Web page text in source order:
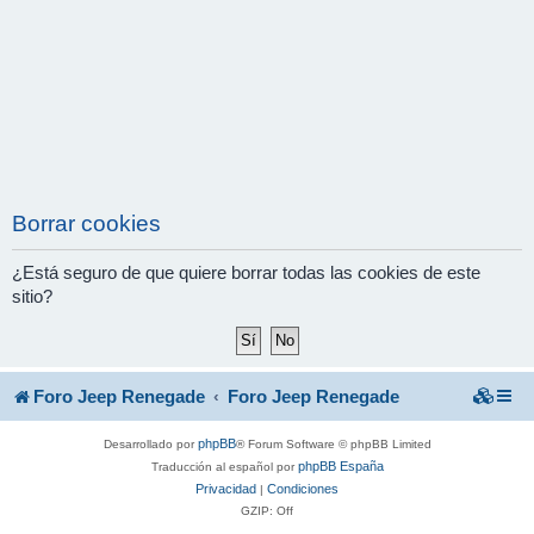
Borrar cookies
¿Está seguro de que quiere borrar todas las cookies de este
sitio?
Foro Jeep Renegade Foro Jeep Renegade
Desarrollado porphpBB® Forum Software © phpBB Limited
Traducción al español porphpBB España
Privacidad | Condiciones
GZIP: Off